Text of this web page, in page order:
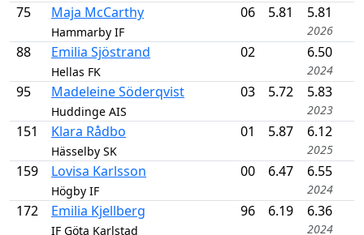
75 Maja McCarthy
Hammarby IF
06 5.81 5.81
2026
88 Emilia Sjöstrand
Hellas FK
02 6.50
2024
95 Madeleine Söderqvist
Huddinge AIS
03 5.72 5.83
2023
151 Klara Rådbo
Hässelby SK
01 5.87 6.12
2025
159 Lovisa Karlsson
Högby IF
00 6.47 6.55
2024
172 Emilia Kjellberg
IF Göta Karlstad
96 6.19 6.36
2024